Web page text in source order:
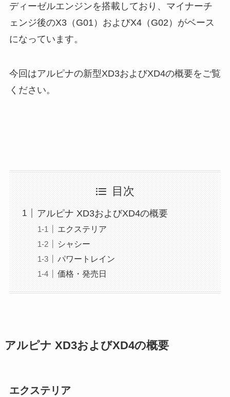
ディーゼルエンジンを搭載しており、マイナーチ
ェンジ後のX3（G01）およびX4（G02）がベース
になっています。
今回はアルピナの新型XD3およびXD4の概要をご覧
ください。
目次
アルピナ XD3およびXD4の概要
エクステリア
シャシー
パワートレイン
価格・発売日
アルピナ XD3およびXD4の概要
エクステリア